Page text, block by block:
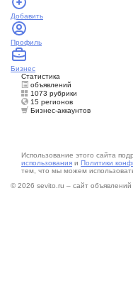
Добавить
Профиль
Бизнес
Статистика
объявлений
1073 рубрики
15 регионов
Бизнес-аккаунтов
Использование этого сайта
использования и Политики
тем, что мы можем
© 2026 sevito.ru – сайт